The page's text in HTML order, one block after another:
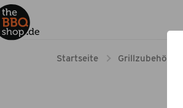
Startseite Grillzubehör